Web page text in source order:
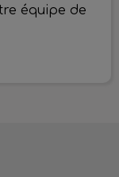
équipe de